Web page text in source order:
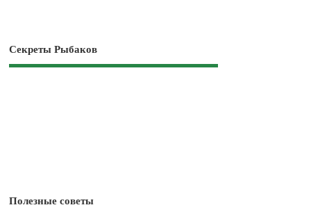
Секреты Рыбаков
Полезные советы